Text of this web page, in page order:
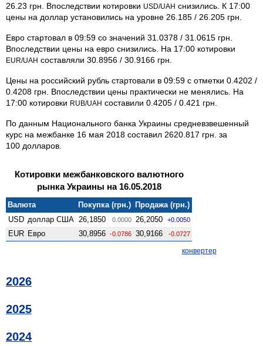
26.23 грн. Впоследствии котировки USD/UAH снизились. К 17:00
цены на доллар установились на уровне 26.185 / 26.205 грн.
Евро стартовал в 09:59 со значений 31.0378 / 31.0615 грн.
Впоследствии цены на евро снизились. На 17:00 котировки
EUR/UAH составляли 30.8956 / 30.9166 грн.
Цены на российский рубль стартовали в 09:59 с отметки 0.4202 /
0.4208 грн. Впоследствии цены практически не менялись. На
17:00 котировки RUB/UAH составили 0.4205 / 0.421 грн.
По данным Национального банка Украины средневзвешенный
курс на межбанке 16 мая 2018 составил 2620.817 грн. за
100 долларов.
Котировки межбанковского валютного
рынка Украины на 16.05.2018
Валюта Покупка (грн.) Продажа (грн.)
USD доллар США 26,1850 0.0000 26,2050 +0.0050
EUR Евро 30,8956 -0.0786 30,9166 -0.0727
конвертер
2026
2025
2024